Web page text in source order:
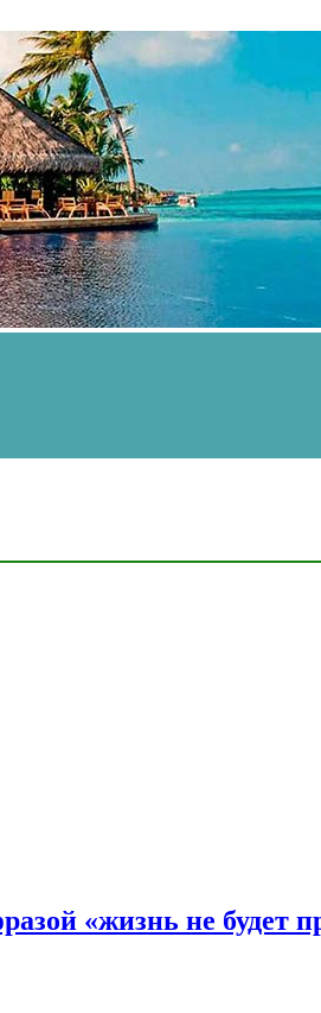
«жизнь не будет